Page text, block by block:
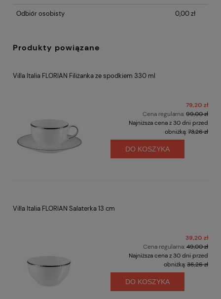
Odbiór osobisty 0,00 zł
Produkty powiązane
Villa Italia FLORIAN Filiżanka ze spodkiem 330 ml
79,20 zł
Cena regularna:99,00 zł
Najniższa cena z 30 dni przed
obniżką:73,26 zł
DO KOSZYKA
Villa Italia FLORIAN Salaterka 13 cm
39,20 zł
Cena regularna:49,00 zł
Najniższa cena z 30 dni przed
obniżką:36,26 zł
DO KOSZYKA